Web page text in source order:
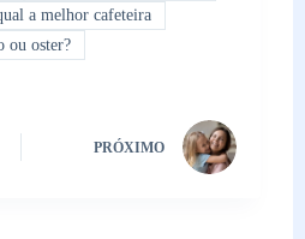
a melhor cafeteira
ou oster?
PRÓXIMO